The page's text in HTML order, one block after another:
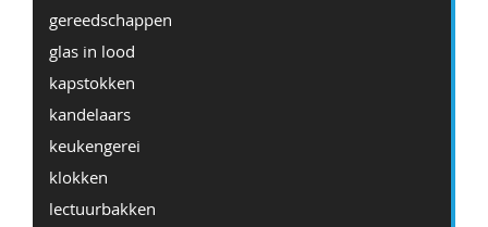
gereedschappen
glas in lood
kapstokken
kandelaars
keukengerei
klokken
lectuurbakken